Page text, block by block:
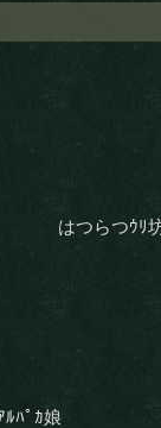
はつらつｳﾘ
ﾙﾊﾟｶ娘